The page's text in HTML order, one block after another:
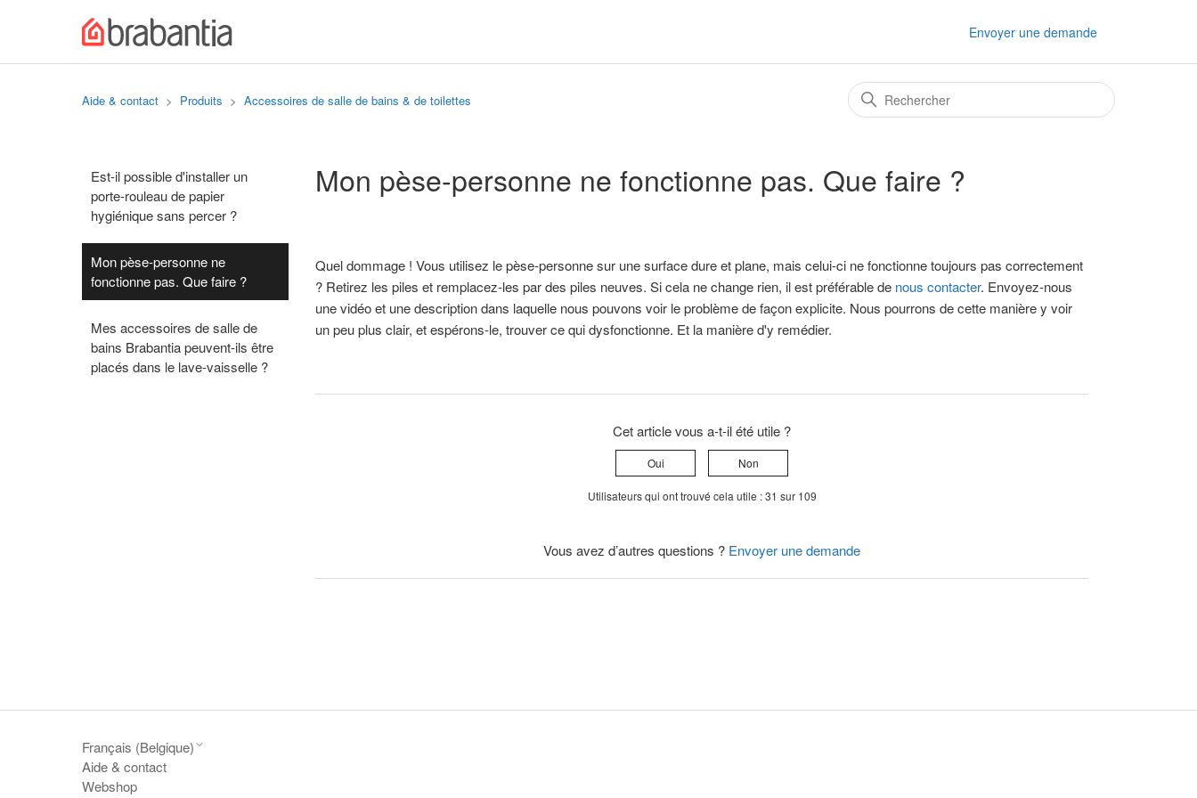
Envoyer une demande
Aide & contact Produits Accessoires de salle de bains & de toilettes
Est-il possible d'installer un
porte-rouleau de papier
hygiénique sans percer ?
Mon pèse-personne ne
fonctionne pas. Que faire ?
Mes accessoires de salle de
bains Brabantia peuvent-ils être
placés dans le lave-vaisselle ?
Mon pèse-personne ne fonctionne pas. Que faire ?
Quel dommage ! Vous utilisez le pèse-personne sur une surface dure et plane, mais celui-ci ne fonctionne toujours pas correctement
? Retirez les piles et remplacez-les par des piles neuves. Si cela ne change rien, il est préférable de nous contacter. Envoyez-nous
une vidéo et une description dans laquelle nous pouvons voir le problème de façon explicite. Nous pourrons de cette manière y voir
un peu plus clair, et espérons-le, trouver ce qui dysfonctionne. Et la manière d'y remédier.
Cet article vous a-t-il été utile ?
Oui Non
Utilisateurs qui ont trouvé cela utile : 31 sur 109
Vous avez d’autres questions ? Envoyer une demande
Français (Belgique)
Aide & contact
Webshop